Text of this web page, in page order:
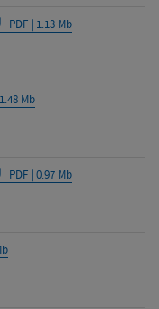
| PDF | 1.13 Mb
Mb
| PDF | 0.97 Mb